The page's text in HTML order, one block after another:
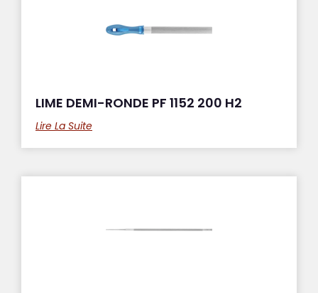
LIME DEMI-RONDE PF 1152 200 H2
Lire La Suite